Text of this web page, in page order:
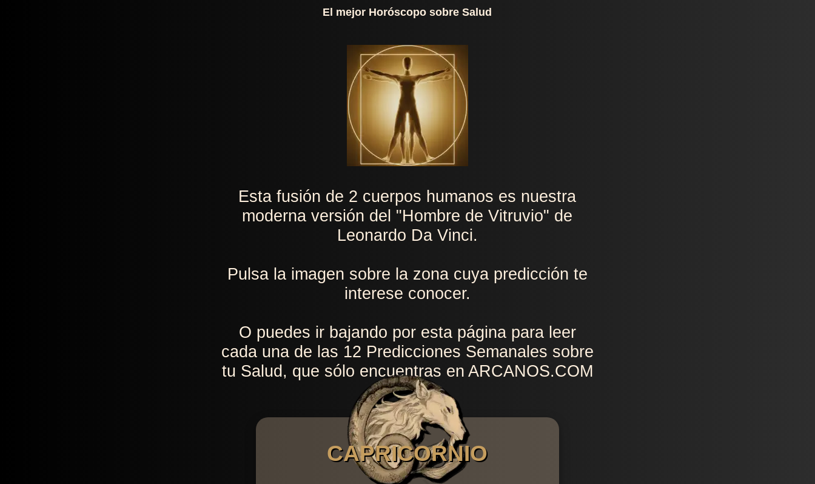
El mejor Horóscopo sobre Salud
Esta fusión de 2 cuerpos humanos es nuestra
moderna versión del "Hombre de Vitruvio" de
Leonardo Da Vinci.
Pulsa la imagen sobre la zona cuya predicción te
interese conocer.
O puedes ir bajando por esta página para leer
cada una de las 12 Predicciones Semanales sobre
tu Salud, que sólo encuentras en ARCANOS.COM
CAPRICORNIO